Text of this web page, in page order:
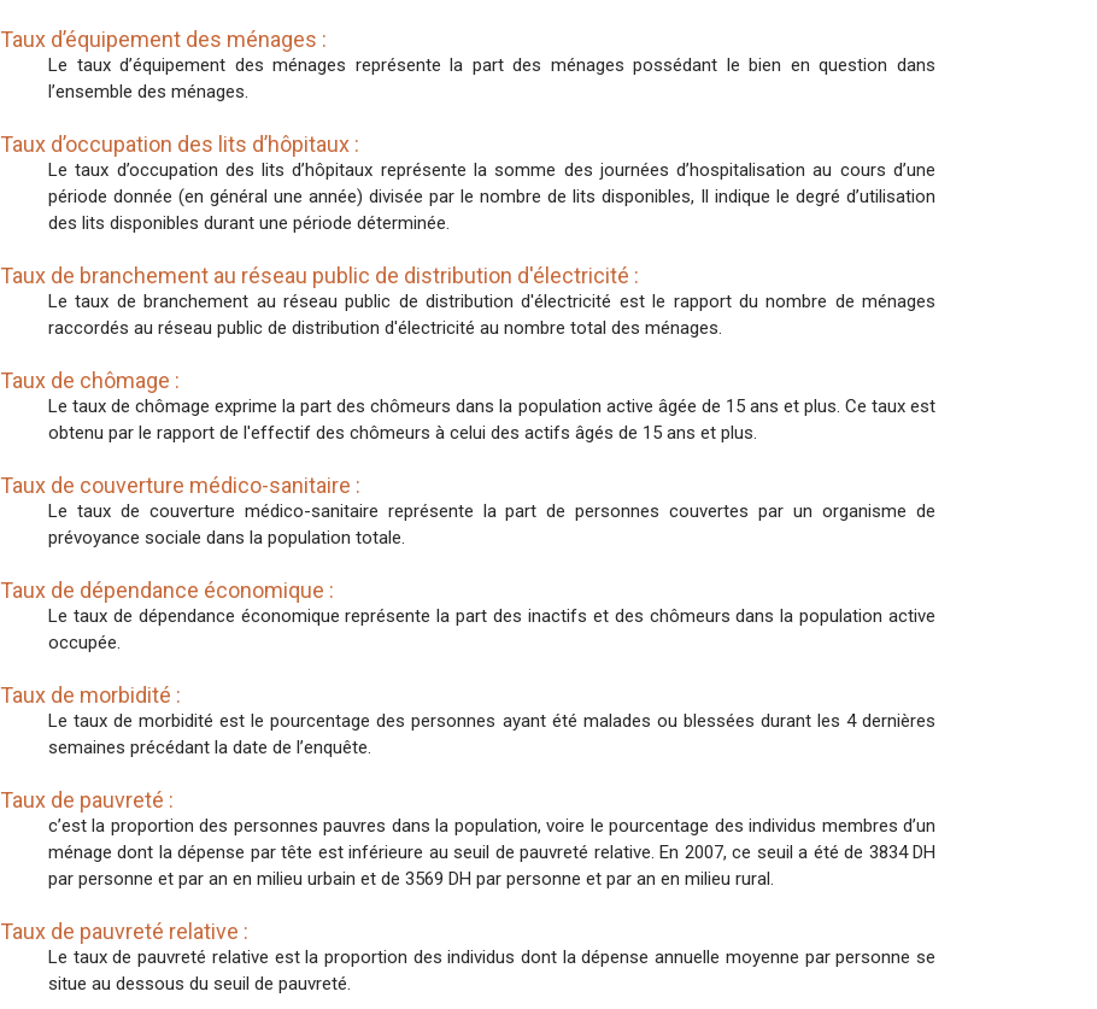
Taux d’équipement des ménages :
Le taux d’équipement des ménages représente la part des ménages possédant le bien en question dans
l’ensemble des ménages.
Taux d’occupation des lits d’hôpitaux :
Le taux d’occupation des lits d’hôpitaux représente la somme des journées d’hospitalisation au cours d’une
période donnée (en général une année) divisée par le nombre de lits disponibles, Il indique le degré d’utilisation
des lits disponibles durant une période déterminée.
Taux de branchement au réseau public de distribution d'électricité :
Le taux de branchement au réseau public de distribution d'électricité est le rapport du nombre de ménages
raccordés au réseau public de distribution d'électricité au nombre total des ménages.
Taux de chômage :
Le taux de chômage exprime la part des chômeurs dans la population active âgée de 15 ans et plus. Ce taux est
obtenu par le rapport de l'effectif des chômeurs à celui des actifs âgés de 15 ans et plus.
Taux de couverture médico-sanitaire :
Le taux de couverture médico-sanitaire représente la part de personnes couvertes par un organisme de
prévoyance sociale dans la population totale.
Taux de dépendance économique :
Le taux de dépendance économique représente la part des inactifs et des chômeurs dans la population active
occupée.
Taux de morbidité :
Le taux de morbidité est le pourcentage des personnes ayant été malades ou blessées durant les 4 dernières
semaines précédant la date de l’enquête.
Taux de pauvreté :
c’est la proportion des personnes pauvres dans la population, voire le pourcentage des individus membres d’un
ménage dont la dépense par tête est inférieure au seuil de pauvreté relative. En 2007, ce seuil a été de 3834 DH
par personne et par an en milieu urbain et de 3569 DH par personne et par an en milieu rural.
Taux de pauvreté relative :
Le taux de pauvreté relative est la proportion des individus dont la dépense annuelle moyenne par personne se
situe au dessous du seuil de pauvreté.